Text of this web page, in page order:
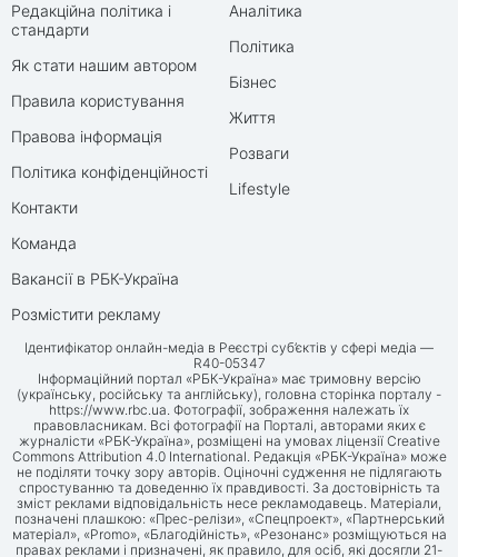
Редакційна політика і
стандарти
Як стати нашим автором
Правила користування
Правова інформація
Політика конфіденційності
Контакти
Команда
Вакансії в РБК-Україна
Розмістити рекламу
Аналітика
Політика
Бізнес
Життя
Розваги
Lifestyle
Ідентифікатор онлайн-медіа в Реєстрі суб’єктів у сфері медіа —
R40-05347
Інформаційний портал «РБК-Україна» має тримовну версію
(українську, російську та англійську), головна сторінка порталу -
https://www.rbc.ua. Фотографії, зображення належать їх
правовласникам. Всі фотографії на Порталі, авторами яких є
журналісти «РБК-Україна», розміщені на умовах ліцензії Creative
Commons Attribution 4.0 International. Редакція «РБК-Україна» може
не поділяти точку зору авторів. Оціночні судження не підлягають
спростуванню та доведенню їх правдивості. За достовірність та
зміст реклами відповідальність несе рекламодавець. Матеріали,
позначені плашкою: «Прес-релізи», «Спецпроект», «Партнерський
матеріал», «Promo», «Благодійність», «Резонанс» розміщуються на
правах реклами і призначені, як правило, для осіб, які досягли 21-